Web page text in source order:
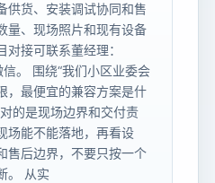
供货、安装调试协同和售
量、现场照片和现有设备
接可联系董经理：
。 围绕“我们小区业委会
，最便宜的兼容方案是什
的是现场边界和交付责
场能不能落地，再看设
售后边界，不要只按一个
。 从实